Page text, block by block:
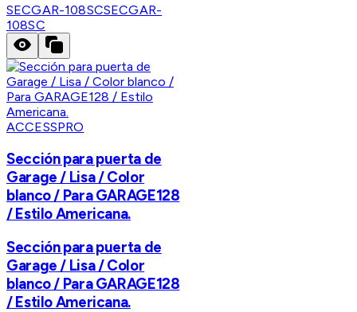
SECGAR-108SCSECGAR-
108SC
ACCESSPRO
Sección para puerta de
Garage / Lisa / Color
blanco / Para GARAGE128
/ Estilo Americana.
Sección para puerta de
Garage / Lisa / Color
blanco / Para GARAGE128
/ Estilo Americana.